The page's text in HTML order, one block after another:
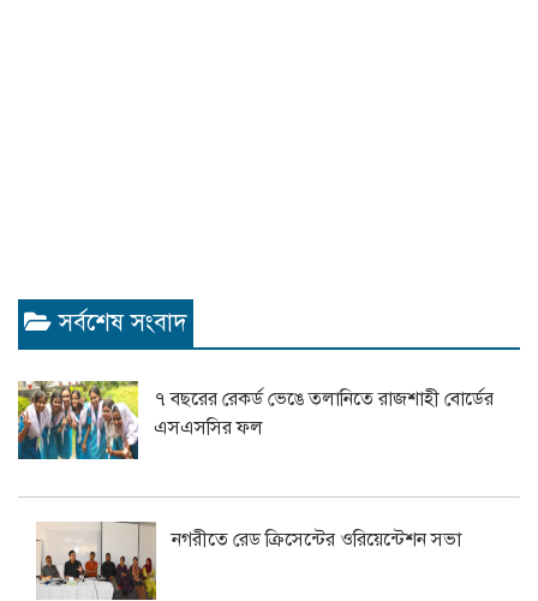
সর্বশেষ সংবাদ
৭ বছরের রেকর্ড ভেঙে তলানিতে রাজশাহী বোর্ডের
এসএসসির ফল
নগরীতে রেড ক্রিসেন্টের ওরিয়েন্টেশন সভা